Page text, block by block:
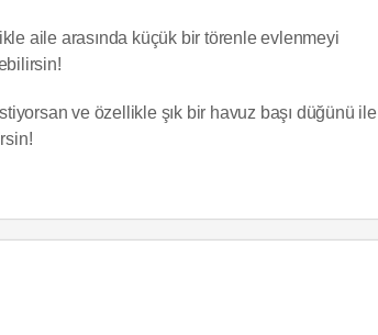
aile arasında küçük bir törenle evlenmeyi
ve özellikle şık bir havuz başı düğünü ile